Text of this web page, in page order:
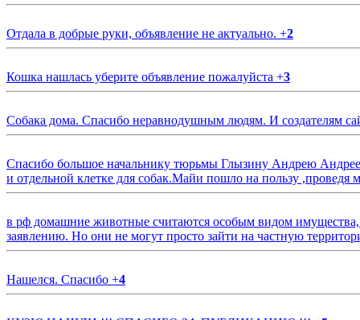
Отдала в добрые руки, объявление не актуально. +2
Кошка нашлась уберите объявление пожалуйста +3
Собака дома. Спасибо неравнодушным людям. И создателям
Спасибо большое начальнику тюрьмы Глызину Андрею
и отдельной клетке для собак.Майи пошло на пользу ,проведя
в рф домашние животные считаются особым видом имущества,
заявлению. Но они не могут просто зайти на частную
Нашелся. Спасибо +4